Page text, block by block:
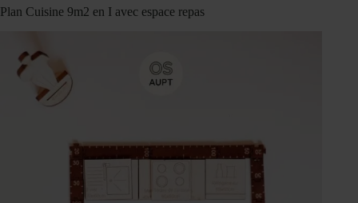
Plan Cuisine 9m2 en I avec espace repas